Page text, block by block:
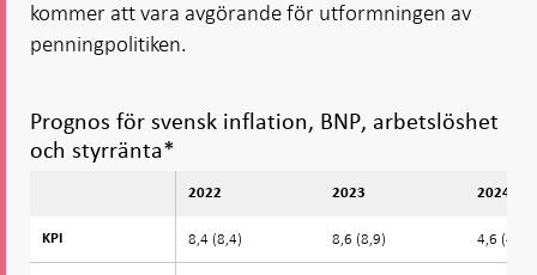
kommer att vara avgörande för utformningen av
penningpolitiken.
KPI
Prognos för svensk inflation, BNP, arbetslöshet
och styrränta*
2022 2023 2024
KPI 8,4 (8,4) 8,6 (8,9) 4,6 (4,3)